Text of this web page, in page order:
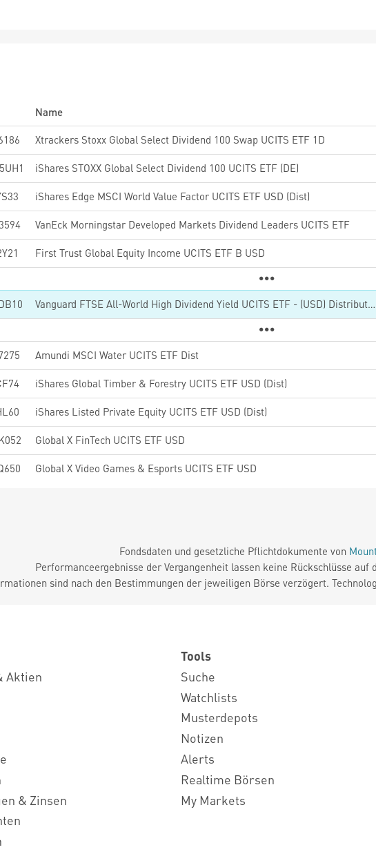
Name
Xtrackers Stoxx Global Select Dividend 100 Swap UCITS ETF 1D
iShares STOXX Global Select Dividend 100 UCITS ETF (DE)
iShares Edge MSCI World Value Factor UCITS ETF USD (Dist)
VanEck Morningstar Developed Markets Dividend Leaders UCITS ETF
First Trust Global Equity Income UCITS ETF B USD
Vanguard FTSE All-World High Dividend Yield UCITS ETF - (USD) Distributing
Amundi MSCI Water UCITS ETF Dist
iShares Global Timber & Forestry UCITS ETF USD (Dist)
iShares Listed Private Equity UCITS ETF USD (Dist)
Global X FinTech UCITS ETF USD
Global X Video Games & Esports UCITS ETF USD
Fondsdaten und gesetzliche Pflichtdokumente von
Performanceergebnisse der Vergangenheit lassen keine Rückschlüsse
sind nach den Bestimmungen der jeweiligen Börse verzögert.
Aktien
& Zinsen
Tools
Suche
Watchlists
Musterdepots
Notizen
Alerts
Realtime Börsen
My Markets